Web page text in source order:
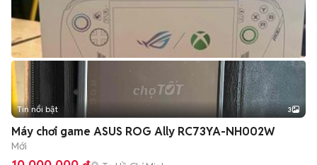
Tin nổi bật 3
Máy chơi game ASUS ROG Ally RC73YA-NH002W
Mới